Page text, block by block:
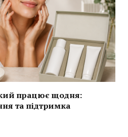
працює щодня:
та підтримка